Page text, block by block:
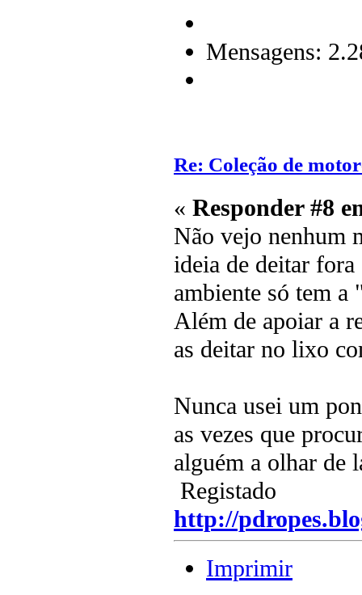
Mensagens:
Re: Coleção de
« Responder #8
Não vejo nenhum
ideia de deitar
ambiente só tem a
Além de apoiar a
as deitar no lixo
Nunca usei um
as vezes que
alguém a olhar de
Registado
http://
Imprimir